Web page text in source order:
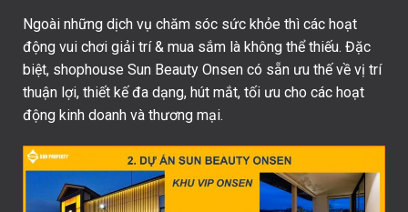
Ngoài những dịch vụ chăm sóc sức khỏe thì các hoạt
động vui chơi giải trí & mua sắm là không thể thiếu. Đặc
biệt, shophouse Sun Beauty Onsen có sẵn ưu thế về vị trí
thuận lợi, thiết kế đa dạng, hút mắt, tối ưu cho các hoạt
động kinh doanh và thương mại.